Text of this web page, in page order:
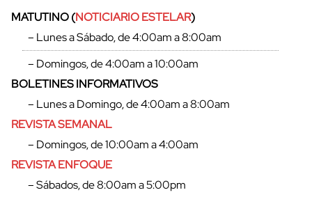
cerrar
MATUTINO (NOTICIARIO ESTELAR)
– Lunes a Sábado, de 4:00am a 8:00am
– Domingos, de 4:00am a 10:00am
BOLETINES INFORMATIVOS
– Lunes a Domingo, de 4:00am a 8:00am
REVISTA SEMANAL
– Domingos, de 10:00am a 4:00am
REVISTA ENFOQUE
– Sábados, de 8:00am a 5:00pm